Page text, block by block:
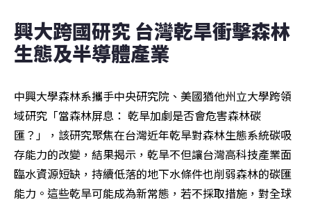
興大跨國研究 台灣乾旱衝擊森林
生態及半導體產業
中興大學森林系攜手中央研究院、美國猶他州立大學跨領
域研究「當森林屏息： 乾旱加劇是否會危害森林碳
匯？」，該研究聚焦在台灣近年乾旱對森林生態系統碳吸
存能力的改變，結果揭示，乾旱不但讓台灣高科技產業面
臨水資源短缺，持續低落的地下水條件也削弱森林的碳匯
能力。這些乾旱可能成為新常態，若不採取措施，對全球